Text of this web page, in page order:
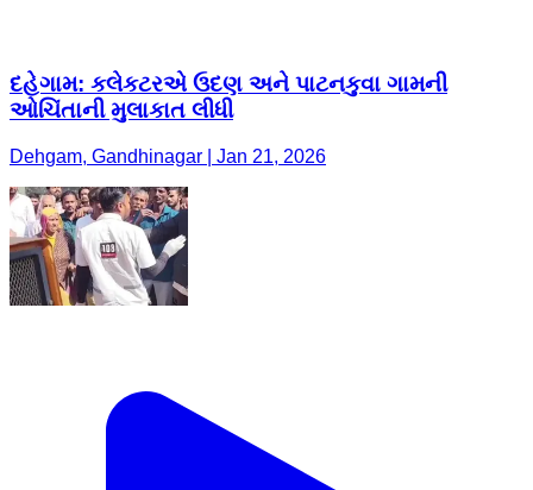
દહેગામ: કલેકટરએ ઉદણ અને પાટનકુવા ગામની
ઓચિંતાની મુલાકાત લીધી
Dehgam, Gandhinagar | Jan 21, 2026